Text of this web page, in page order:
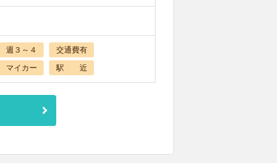
週３～４
交通費有
マイカー 駅 近